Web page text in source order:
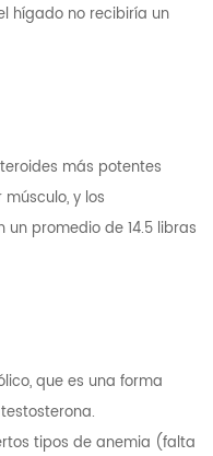
hígado no recibiría un
más potentes
y los
promedio de 14.5 libras
que es una forma
tipos de anemia (falta